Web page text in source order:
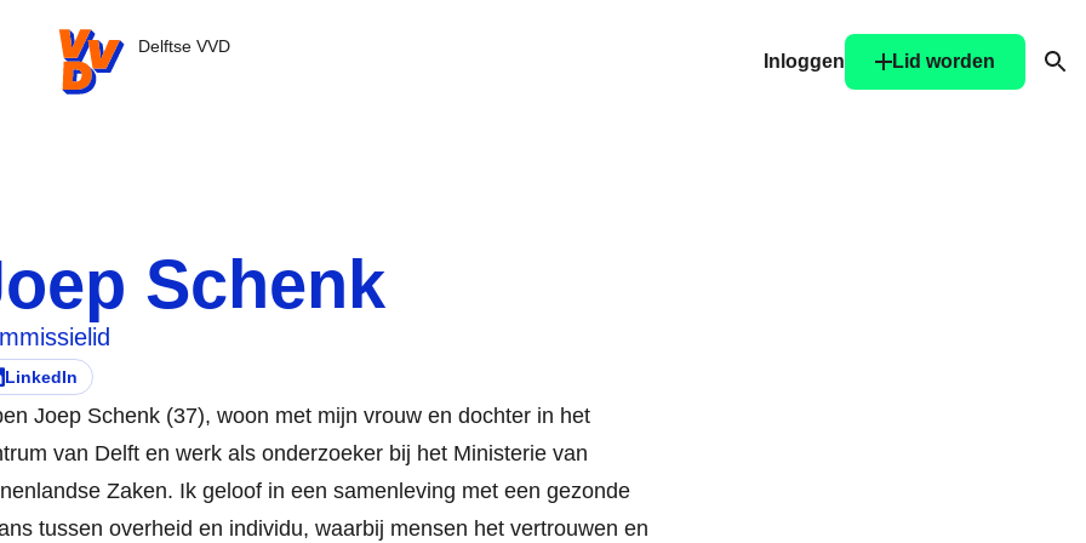
VVD.nl - Ga naar de homepage
Delftse VVD
Inloggen
Lid worden
Schenk
deze persoon zijn/haar
LinkedInin nieuw tabblad)
Joep Schenk (37), woon met mijn vrouw en dochter in het
van Delft en werk als onderzoeker bij het Ministerie van
Zaken. Ik geloof in een samenleving met een gezonde
tussen overheid en individu, waarbij mensen het vertrouwen en